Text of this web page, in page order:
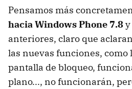
Pensamos más
hacia Windows Phone 7.8
anteriores, claro que
las nuevas funciones,
pantalla de bloqueo,
plano..., no funcionarán,